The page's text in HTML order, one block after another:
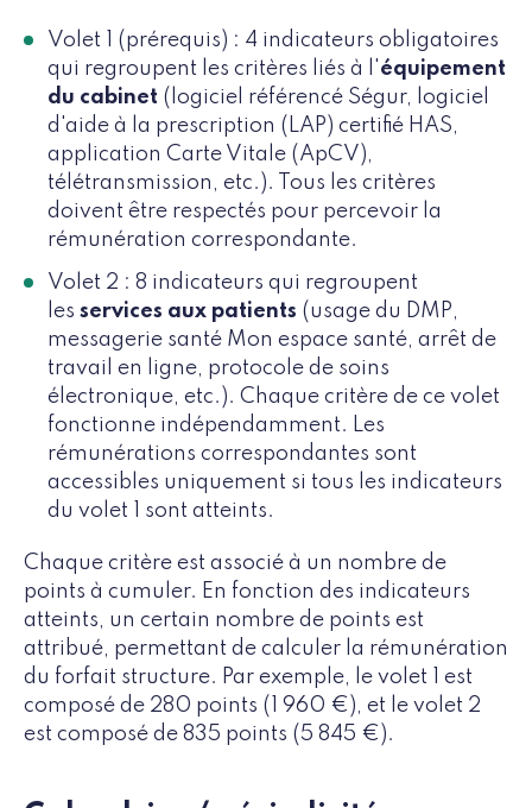
Volet 1 (prérequis) : 4 indicateurs obligatoires
qui regroupent les critères liés à l'équipement
du cabinet (logiciel référencé Ségur, logiciel
d'aide à la prescription (LAP) certifié HAS,
application Carte Vitale (ApCV),
télétransmission, etc.). Tous les critères
doivent être respectés pour percevoir la
rémunération correspondante.
Volet 2 : 8 indicateurs qui regroupent
les services aux patients (usage du DMP,
messagerie santé Mon espace santé, arrêt de
travail en ligne, protocole de soins
électronique, etc.). Chaque critère de ce volet
fonctionne indépendamment. Les
rémunérations correspondantes sont
accessibles uniquement si tous les indicateurs
du volet 1 sont atteints.
Chaque critère est associé à un nombre de
points à cumuler. En fonction des indicateurs
atteints, un certain nombre de points est
attribué, permettant de calculer la rémunération
du forfait structure. Par exemple, le volet 1 est
composé de 280 points (1 960 €), et le volet 2
est composé de 835 points (5 845 €).